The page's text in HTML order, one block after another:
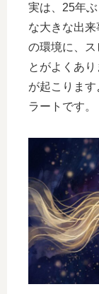
実は、25年
な大きな出
の環境に、ス
とがよくあ
が起こりま
ラートです。